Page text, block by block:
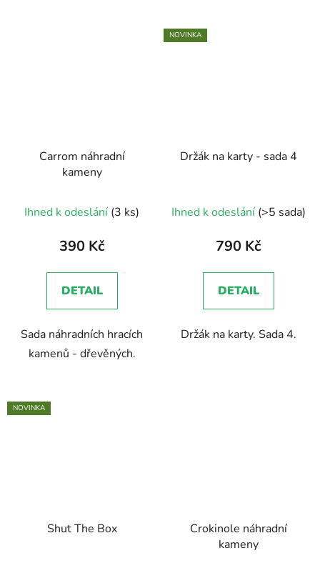
Carrom náhradní
kameny
Ihned k odeslání (3 ks)
390 Kč
DETAIL
Sada náhradních hracích
kamenů - dřevěných.
NOVINKA
Držák na karty - sada 4
Ihned k odeslání (>5 sada)
790 Kč
DETAIL
Držák na karty. Sada 4.
NOVINKA
Shut The Box
Crokinole náhradní
kameny